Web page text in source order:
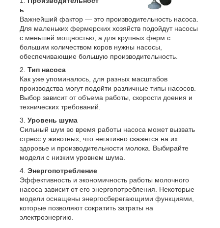
ь
Важнейший фактор — это производительность насоса.
Для маленьких фермерских хозяйств подойдут насосы
с меньшей мощностью, а для крупных ферм с
большим количеством коров нужны насосы,
обеспечивающие большую производительность.
Тип насоса
Как уже упоминалось, для разных масштабов
производства могут подойти различные типы насосов.
Выбор зависит от объема работы, скорости доения и
технических требований.
Уровень шума
Сильный шум во время работы насоса может вызвать
стресс у животных, что негативно скажется на их
здоровье и производительности молока. Выбирайте
модели с низким уровнем шума.
Энергопотребление
Эффективность и экономичность работы молочного
насоса зависит от его энергопотребления. Некоторые
модели оснащены энергосберегающими функциями,
которые позволяют сократить затраты на
электроэнергию.